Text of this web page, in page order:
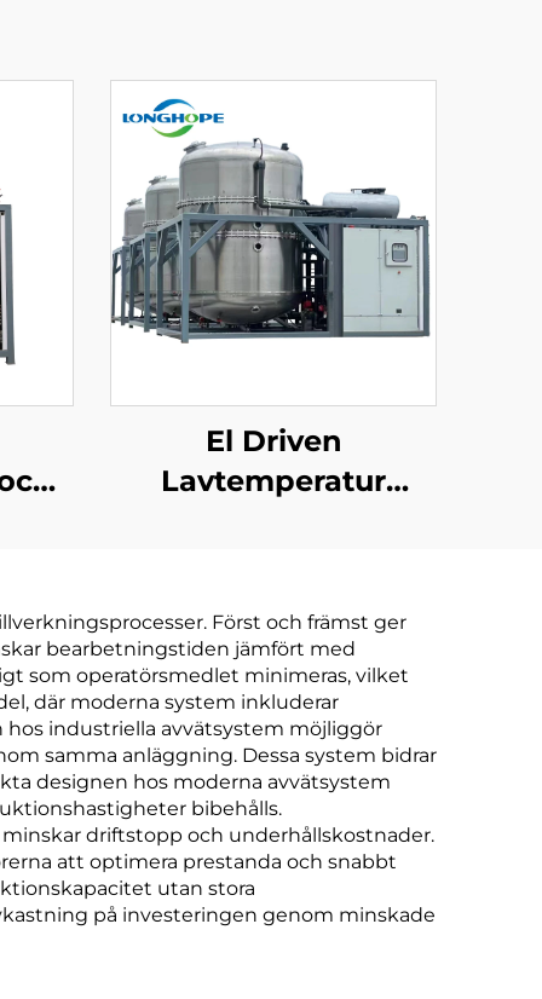
El Driven
Lavtemperatur
och
Koncentrationsrening
Först och främst ger
bearbetningstiden jämfört med
som operatörsmedlet minimeras, vilket
där moderna system inkluderar
industriella avvätsystem möjliggör
samma anläggning. Dessa system bidrar
designen hos moderna avvätsystem
bibehålls.
driftstopp och underhållskostnader.
att optimera prestanda och snabbt
utan stora
på investeringen genom minskade